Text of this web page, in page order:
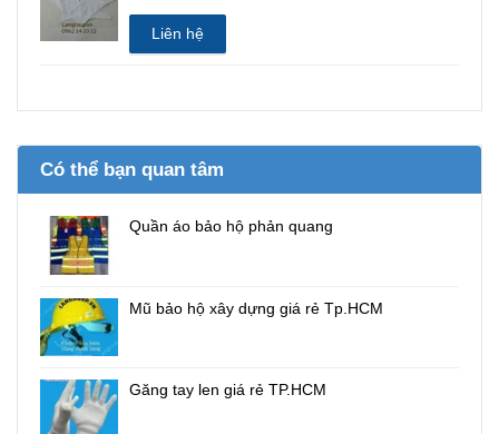
Liên hệ
Có thể bạn quan tâm
Quần áo bảo hộ phản quang
Mũ bảo hộ xây dựng giá rẻ Tp.HCM
Găng tay len giá rẻ TP.HCM